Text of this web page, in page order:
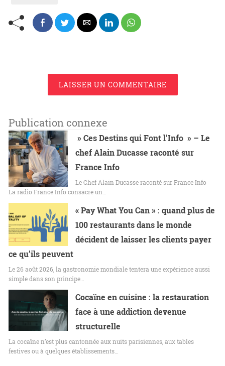
LAISSER UN COMMENTAIRE
Publication connexe
» Ces Destins qui Font l’Info » – Le
chef Alain Ducasse raconté sur
France Info
Le Chef Alain Ducasse raconté sur France Info -
La radio France Info consacre un…
« Pay What You Can » : quand plus de
100 restaurants dans le monde
décident de laisser les clients payer
ce qu’ils peuvent
Le 26 août 2026, la gastronomie mondiale tentera une expérience aussi
simple dans son principe…
Cocaïne en cuisine : la restauration
face à une addiction devenue
structurelle
La cocaïne n’est plus cantonnée aux nuits parisiennes, aux tables
festives ou à quelques établissements…